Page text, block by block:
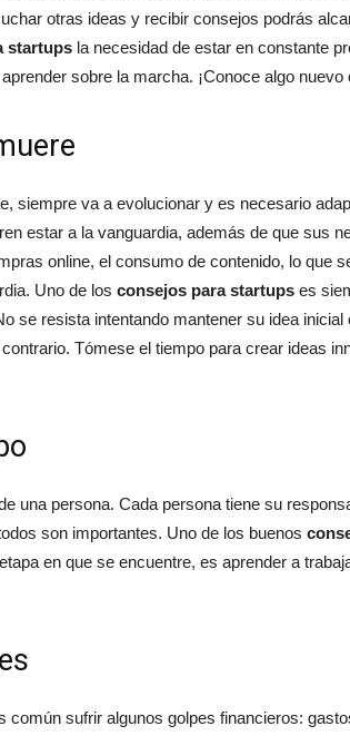
otras ideas y recibir consejos podrás
startups la necesidad de estar en constante
sobre la marcha. ¡Conoce algo nuevo
siempre va a evolucionar y es necesario
estar a la vanguardia, además de que sus
online, el consumo de contenido, lo que
Uno de los consejos para startups es
se resista intentando mantener su idea inicial
Tómese el tiempo para crear ideas
una persona. Cada persona tiene su
son importantes. Uno de los buenos
en que se encuentre, es aprender a
común sufrir algunos golpes financieros: